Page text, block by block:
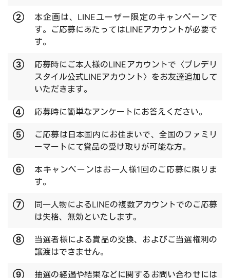
②
本企画は、LINEユーザー限定のキャンペーンで
す。ご応募にあたってはLINEアカウントが必要で
す。
③
応募時にご本人様のLINEアカウントで〈プレデリ
スタイル公式LINEアカウント〉をお友達追加して
いただきます。
④ 応募時に簡単なアンケートにお答えください。
⑤
ご応募は日本国内にお住まいで、全国のファミリ
ーマートにて賞品の受け取りが可能な方。
⑥
本キャンペーンはお一人様1回のご応募に限りま
す。
⑦
同一人物によるLINEの複数アカウントでのご応募
は失格、無効といたします。
⑧
当選者様による賞品の交換、およびご当選権利の
譲渡はできません。
⑨ 抽選の経過や結果などに関するお問い合わせには